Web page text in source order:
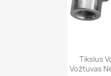

Tikslus
Vožtuvas